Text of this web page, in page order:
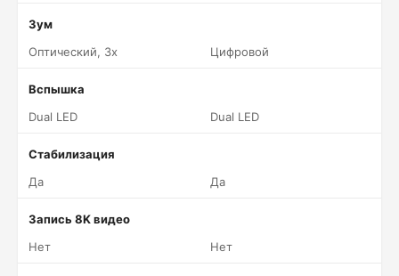
Зум
Оптический, 3x
Цифровой
Вспышка
Dual LED
Dual LED
Стабилизация
Да
Да
Запись 8K видео
Нет
Нет